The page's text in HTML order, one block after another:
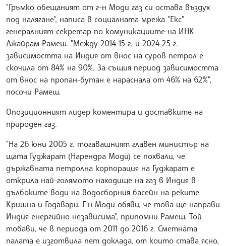
"Гръмко обещаният от г-н Моди газ си остава въздух
под налягане", написа в социалната мрежа "Екс"
генералният секретар по комуникациите на ИНК
Джайрам Рамеш. "Между 2014-15 г. и 2024-25 г.
зависимостта на Индия от внос на суров петрол е
скочила от 84% на 90%. За същия период зависимостта
от внос на пропан-бутан е нараснала от 46% на 62%",
посочи Рамеш.
Опозиционният лидер коментира и доставките на
природен газ.
"На 26 юни 2005 г. тогавашният главен министър на
щата Гуджарат (Нарендра Моди) се похвали, че
държавната петролна корпорация на Гуджарат е
открила най-голямото находище на газ в Индия в
дълбоките води на водосборния басейн на реките
Кришна и Годавари. Г-н Моди обяви, че това ще направи
Индия енергийно независима", припомни Рамеш. Той
тобави, че в периода от 2011 до 2016 г. Сметната
палата е изготвила пет доклада, от които става ясно,